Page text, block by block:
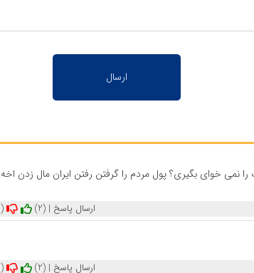
خوای بگیری؟ پول مردم را گرفتن رفتن ایران مال زدن اخه
(2)
(1) ارسال پاسخ |
(2)
(1) ارسال پاسخ |